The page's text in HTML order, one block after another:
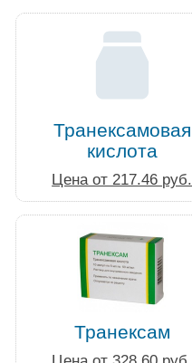
Транексамовая
кислота
Цена от 217.46 руб.
Транексам